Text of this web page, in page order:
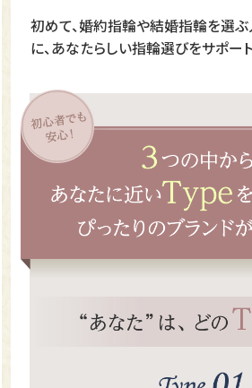
初めて、婚約指輪や結婚指輪を選
に、あなたらしい指輪選びをサポート